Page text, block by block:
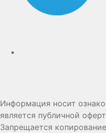
Информация носит
является публичной
Запрещается